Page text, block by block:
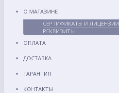
О МАГАЗИНЕ
СЕРТИФИКАТЫ И ЛИЦЕНЗИИ
РЕКВИЗИТЫ
ОПЛАТА
ДОСТАВКА
ГАРАНТИЯ
КОНТАКТЫ